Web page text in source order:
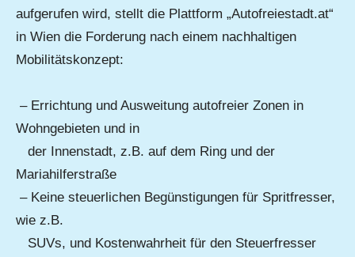
aufgerufen wird, stellt die Plattform „Autofreiestadt.at“
in Wien die Forderung nach einem nachhaltigen
Mobilitätskonzept:
– Errichtung und Ausweitung autofreier Zonen in
Wohngebieten und in
der Innenstadt, z.B. auf dem Ring und der
Mariahilferstraße
– Keine steuerlichen Begünstigungen für Spritfresser,
wie z.B.
SUVs, und Kostenwahrheit für den Steuerfresser